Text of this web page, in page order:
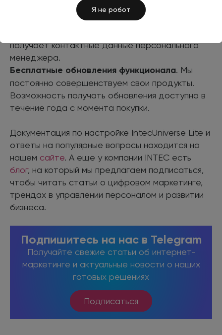
Я не робот
готового решения.
Подробные консультации разработчика
получает контактные данные персонального
менеджера.
Бесплатные обновления функционала. Мы
постоянно совершенствуем свои продукты.
Возможность получать обновления доступна в
течение года с момента покупки.
Документация по настройке IntecUniverse Lite и
ответы на популярные вопросы находится на
нашем сайте. А еще у компании INTEC есть
блог, на который мы предлагаем подписаться,
чтобы читать статьи о цифровом маркетинге,
трендах в управлении персоналом и развитии
бизнеса.
Подпишитесь на нас в Telegram
Получайте свежие статьи об интернет-
маркетинге и актуальные новости о наших
готовых решениях
Подписаться